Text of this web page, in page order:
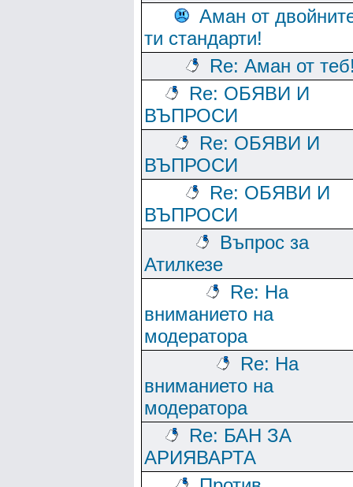
Аман от
ти стандарти!
Re: Аман от
Re: ОБЯВИ И
ВЪПРОСИ
Re: ОБЯВИ И
ВЪПРОСИ
Re: ОБЯВИ И
ВЪПРОСИ
Въпрос за
Атилкезе
Re: На
вниманието на
модератора
Re: На
вниманието на
модератора
Re: БАН ЗА
АРИЯВАРТА